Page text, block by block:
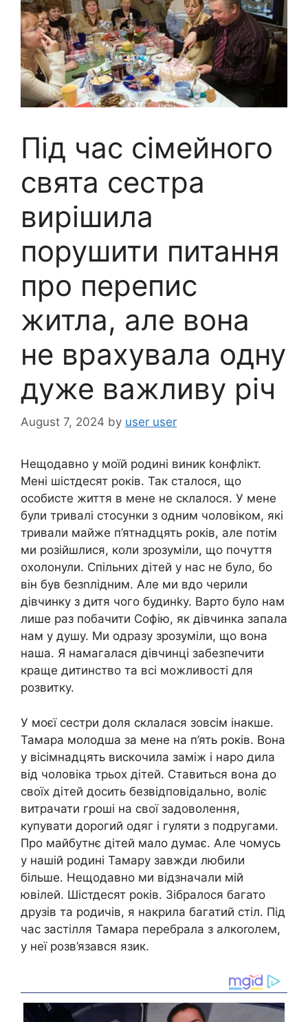
Під час сімейного
свята сестра
вирішила
порушити питання
про перепис
житла, але вона
не врахувала одну
дуже важливу річ
August 7, 2024 by user user
Нещодавно у моїй родині виник kонфлікт.
Мені шістдесят років. Так сталося, що
особисте життя в мене не склалося. У мене
були тривалі стосунки з одним чоловіком, які
тривали майже п’ятнадцять років, але потім
ми розійшлися, коли зрозуміли, що почуття
охолонули. Спільних дітей у нас не було, бо
він був безnлідним. Але ми вдо черили
дівчинку з дитя чого будинkу. Варто було нам
лише раз побачити Софію, як дівчинка запала
нам у душу. Ми одразу зрозуміли, що вона
наша. Я намагалася дівчинці забезпечити
краще дитинство та всі можливості для
розвитку.
У моєї сестри доля склалася зовсім інакше.
Тамара молодша за мене на п’ять років. Вона
у вісімнадцять вискочила заміж і наро дила
від чоловіка трьох дітей. Ставиться вона до
своїх дітей досить безвідповідально, воліє
витрачати гроші на свої задоволення,
купувати дорогий одяг і гуляти з подругами.
Про майбутнє дітей мало думає. Але чомусь
у нашій родині Тамару завжди любили
більше. Нещодавно ми відзначали мій
ювілей. Шістдесят років. Зібралося багато
друзів та родичів, я накрила багатий стіл. Під
час застілля Тамара перебрала з алкоrолем,
у неї розв’язався язик.